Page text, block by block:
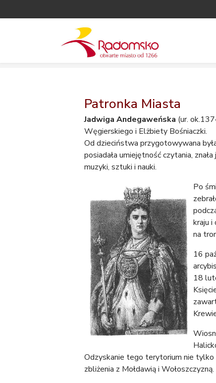
Patronka Miasta
Jadwiga Andegaweńska (ur.
Węgierskiego i Elżbiety Bośniaczki.
Od dzieciństwa przygotowywana
posiadała umiejętność czytania,
muzyki, sztuki i nauki.
Po
kraju
na
16
18
Odzyskanie tego terytorium nie tylko
zbliżenia z Mołdawią i Wołoszczyzną.